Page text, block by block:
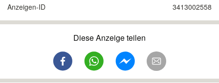
Anzeigen-ID 3413002558
Diese Anzeige teilen